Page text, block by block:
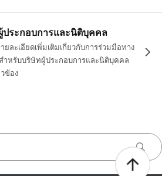
ระกอบการและนิติบุคคล
ละเอียดเพิ่มเติมเกี่ยวกับการร่วมมือทาง
ำหรับบริษัทผู้ประกอบการและนิติบุคคล
ข้อง